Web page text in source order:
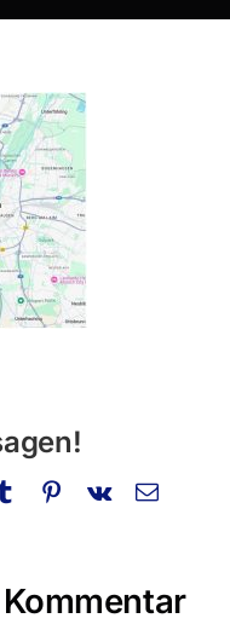
TumblrPinterest
Vk
E-